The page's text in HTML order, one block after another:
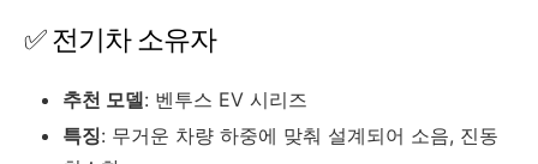
✅ 전기차 소유자
추천 모델: 벤투스 EV 시리즈
특징: 무거운 차량 하중에 맞춰 설계되어 소음, 진동